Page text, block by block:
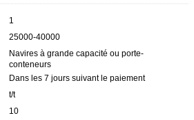
1
25000-40000
Navires à grande capacité ou porte-
conteneurs
Dans les 7 jours suivant le paiement
t/t
10